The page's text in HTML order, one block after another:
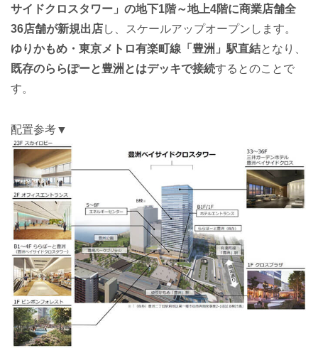
サイドクロスタワー」の地下1階～地上4階に商業店舗全
36店舗が新規出店し、スケールアップオープンします。
ゆりかもめ・東京メトロ有楽町線「豊洲」駅直結となり、
既存のららぽーと豊洲とはデッキで接続するとのことで
す。
配置参考▼